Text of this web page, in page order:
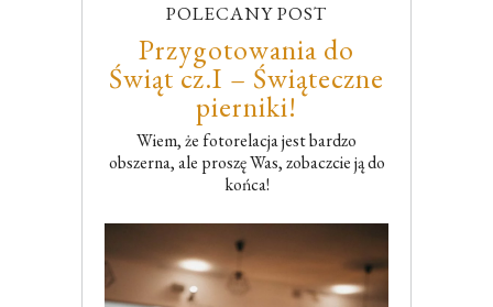
POLECANY POST
Przygotowania do
Świąt cz.I – Świąteczne
pierniki!
Wiem, że fotorelacja jest bardzo
obszerna, ale proszę Was, zobaczcie ją do
końca!